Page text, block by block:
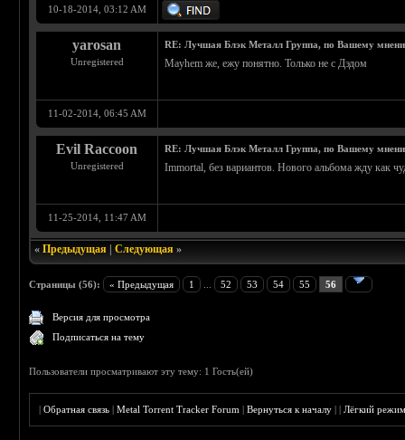
10-18-2014, 03:12 AM
yarosan
Unregistered
RE: Лучшая Блэк Металл Группа, по Вашему
Mayhem же, ежу понятно. Только не с Дэдом
11-02-2014, 06:45 AM
Evil Raccoon
Unregistered
RE: Лучшая Блэк Металл Группа, по Вашему
Immortal, без вариантов. Нового альбома жду как
11-25-2014, 11:47 AM
«Предыдущая |Следующая »
Страницы (56): « Предыдущая 1 52 53 54 55 56
Версия для просмотра
Подписаться на тему
Пользователи просматривают эту тему: 1 Гость(ей)
|Обратная связь |Metal Torrent Tracker Forum |Вернуться к началу ||Лёгкий